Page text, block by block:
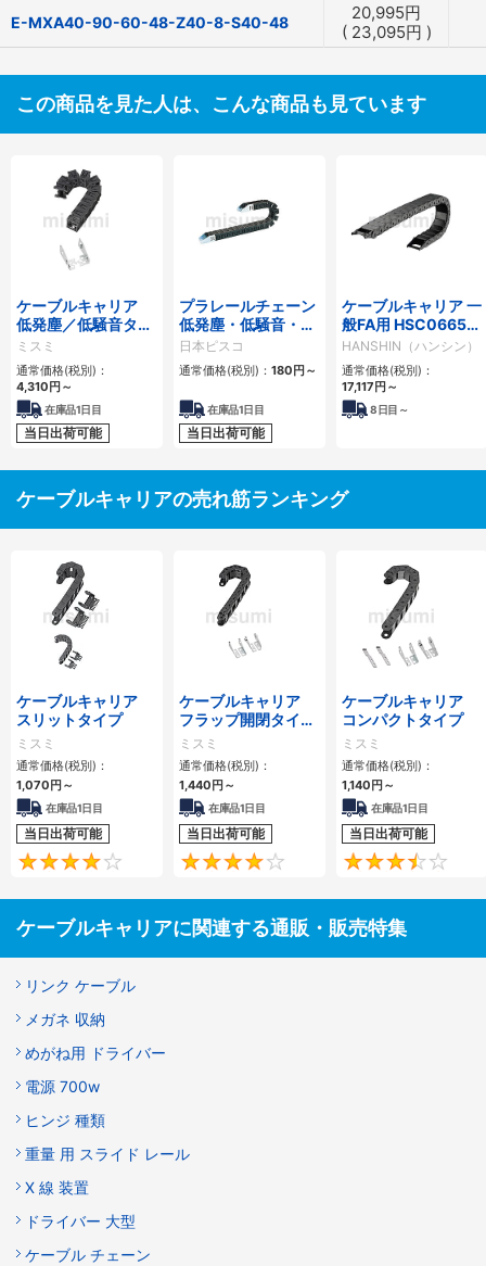
E-MXA40-90-60-48-Z40-8-S40-48 20,995円
( 23,095円 )
この商品を見た人は、こんな商品も見ています
ケーブルキャリア
低発塵／低騒音タイ
プ
ミスミ
通常価格(税別)：
4,310 円 ～
在庫品1日目
当日出荷可能
プラレールチェーン
低発塵・低騒音・フ
ラップ開閉・ヒンジ
連結タイプ SCシリ
ーズ
日本ピスコ
通常価格(税別)： 180 円 ～
在庫品1日目
当日出荷可能
ケーブルキャリア 一
般FA用 HSC0665シ
リーズ
HANSHIN（ハンシン）
通常価格(税別)：
17,117 円 ～
8日目～
ケーブルキャリアの売れ筋ランキング
ケーブルキャリア
スリットタイプ
ミスミ
通常価格(税別)：
1,070 円 ～
在庫品1日目
当日出荷可能
4.1
ケーブルキャリア
フラップ開閉タイ
プ 本体＋取付金具
ミスミ
通常価格(税別)：
1,440 円 ～
在庫品1日目
当日出荷可能
4.2
ケーブルキャリア
コンパクトタイプ
ミスミ
通常価格(税別)：
1,140 円 ～
在庫品1日目
当日出荷可能
ケーブルキャリアに関連する通販・販売特集
リンク ケーブル
メガネ 収納
めがね用 ドライバー
電源 700w
ヒンジ 種類
重量 用 スライド レール
X 線 装置
ドライバー 大型
ケーブル チェーン